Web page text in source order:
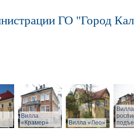
ГО "Город
Вилла
«Крамер»
Вилла «Лео»